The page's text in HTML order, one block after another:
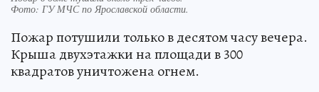
Фото: ГУ МЧС по Ярославской области.
Пожар потушили только в десятом часу вечера.
Крыша двухэтажки на площади в 300
квадратов уничтожена огнем.